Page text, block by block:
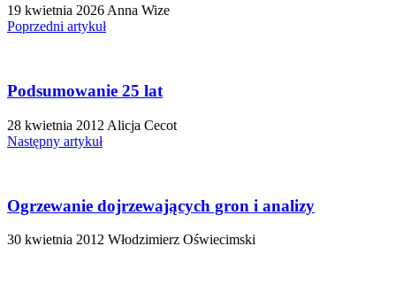
19 kwietnia 2026 Anna Wize
Poprzedni artykuł
Podsumowanie 25 lat
28 kwietnia 2012 Alicja Cecot
Następny artykuł
Ogrzewanie dojrzewających gron i analizy
30 kwietnia 2012 Włodzimierz Oświecimski